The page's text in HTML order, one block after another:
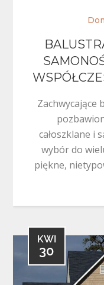
Zachwycające
całoszklane i
wybór do
piękne,
KWI
30